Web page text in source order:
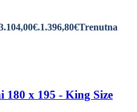
1.396,80€Trenutna
180 x 195 - King Size